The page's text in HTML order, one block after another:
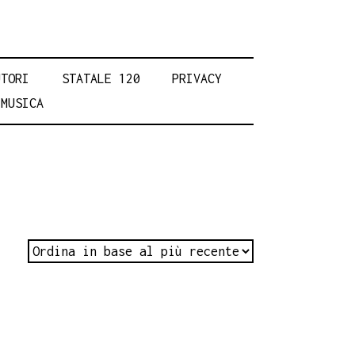
STATALE 120
PRIVACY
MUSICA